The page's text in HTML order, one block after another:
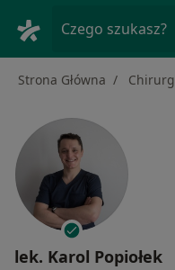
Czego szukasz?
Strona Główna Chirurg
lek. Karol Popiołek